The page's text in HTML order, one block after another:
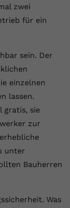
zwei
für ein
sein. Der
einzelnen
lassen.
gratis, sie
zur
unter
Bauherren
Was
und
Daten.
um die
zu
YouTube-